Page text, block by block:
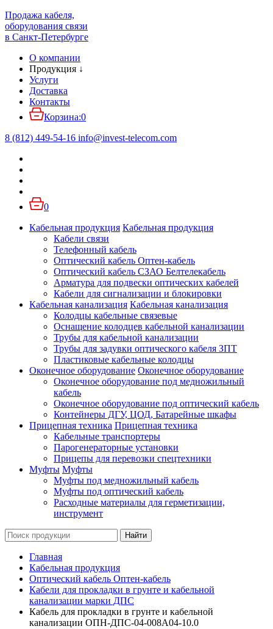
Продажа кабеля,
оборудования связи
в Санкт-Петербурге
О компании
Продукция ↓
Услуги
Доставка
Контакты
Корзина:0
8 (812) 449-54-16 info@invest-telecom.com
0
Кабельная продукция Кабельная продукция
Кабели связи
Телефонный кабель
Оптический кабель Оптен-кабель
Оптический кабель СЗАО Белтелекабель
Арматура для подвески оптических кабелей
Кабели для сигнализации и блокировки
Кабельная канализация Кабельная канализация
Колодцы кабельные связевые
Оснащение колодцев кабельной канализации
Трубы для кабельной канализации
Трубы для задувки оптического кабеля ЗПТ
Пластиковые кабельные колодцы
Оконечное оборудование Оконечное оборудование
Оконечное оборудование под медножильный
кабель
Оконечное оборудование под оптический кабель
Контейнеры ДГУ, ЦОД, Батарейные шкафы
Прицепная техника Прицепная техника
Кабельные транспортеры
Парогенераторные установки
Прицепы для перевозки спецтехники
Муфты Муфты
Муфты под медножильный кабель
Муфты под оптический кабель
Расходные материалы для герметизации,
инструмент
Главная
Кабельная продукция
Оптический кабель Оптен-кабель
Кабели для прокладки в грунте и кабельной
канализации марки ДПС
Кабель для прокладки в грунте и кабельной
канализации ОПН-ДПС-04-008А04-10.0